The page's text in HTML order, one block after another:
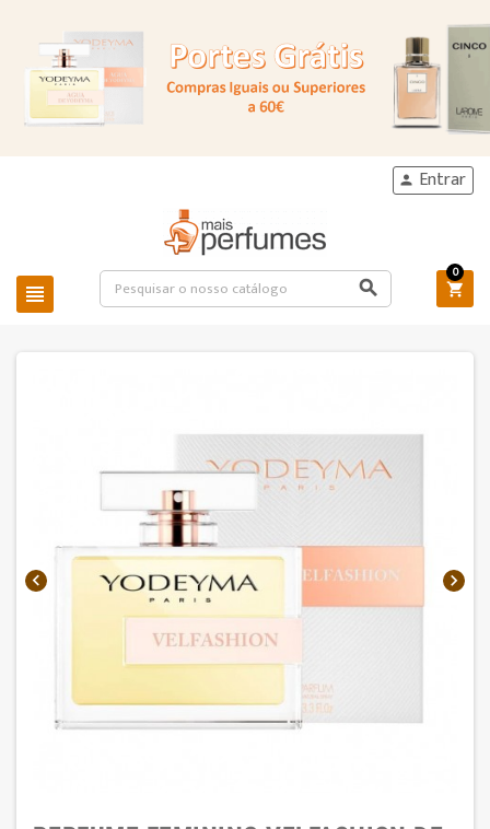
 
 Entrar

0
 